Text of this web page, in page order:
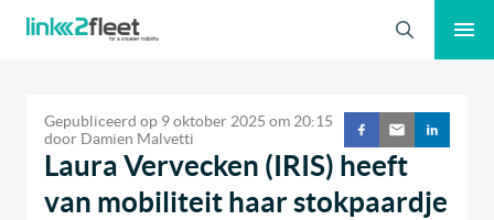
Zoeken
Gepubliceerd op 9 oktober 2025 om20:15
door Damien Malvetti
Laura Vervecken (IRIS) heeft
van mobiliteit haar stokpaardje